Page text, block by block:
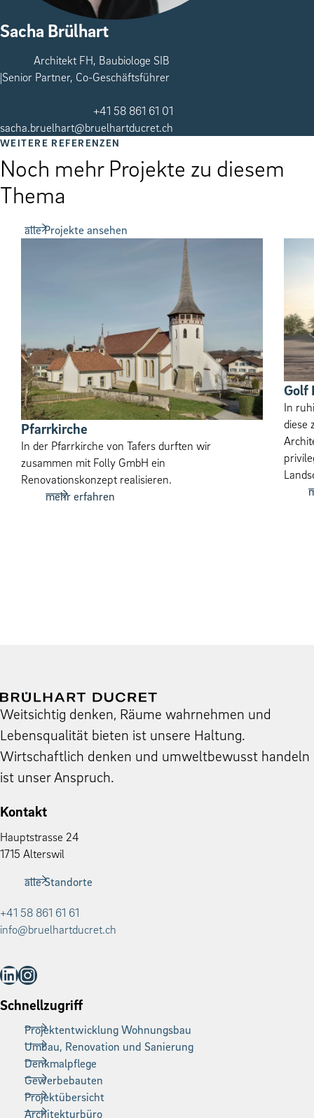
Sacha Brülhart
Architekt FH, Baubiologe SIB
Senior Partner, Co-Geschäftsführer
+41 58 861 61 01
sacha.bruelhart@bruelhartducret.ch
WEITERE REFERENZEN
Noch mehr Projekte zu diesem
Thema
alle Projekte ansehen
Pfar­rkirche
In der Pfarrkirche von Tafers durften wir
zusammen mit Folly GmbH ein
Renovationskonzept realisieren.
mehr erfahren
Golf
In
diese
Weit­sichtig denken, Räume wahrnehmen und
Leben­squal­ität bieten ist unsere Hal­tung.
Wirtschaftlich denken und umwelt­be­wusst han­deln
ist unser Anspruch.
Kontakt
Haupt­strasse 24
1715 Alter­swil
alle Standorte
+41 58 861 61 61
info@bruelhartducret.ch
LinkedIn Instagram
Schnellzugriff
Projektentwicklung Wohnungsbau
Umbau, Renovation und Sanierung
Denkmalpflege
Gewerbebauten
Projektübersicht
Architekturbüro